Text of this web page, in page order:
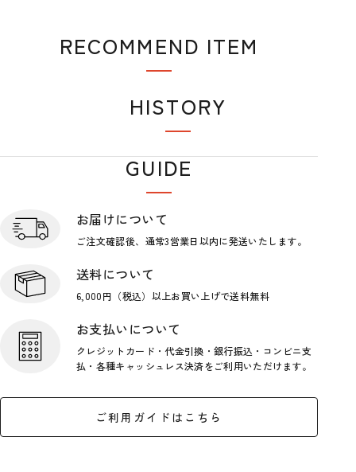
RECOMMEND ITEM
HISTORY
GUIDE
お届けについて
ご注文確認後、通常3営業日以内に発送いたします。
送料について
6,000円（税込）以上お買い上げで送料無料
お支払いについて
クレジットカード・代金引換・銀行振込・コンビニ支
払・各種キャッシュレス決済をご利用いただけます。
ご利用ガイドはこちら